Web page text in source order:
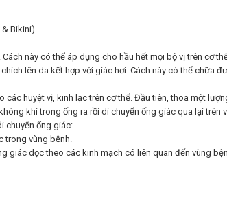
& Bikini)
này có thể áp dụng cho hầu hết mọi bộ vị trên cơ
lên da kết hợp với giác hơi. Cách này có thể chữa
các huyệt vị, kinh lạc trên cơ thể. Đầu tiên, thoa một
khí trong ống ra rồi di chuyển ống giác qua lại trên
chuyển ống giác:
trong vùng bệnh.
giác dọc theo các kinh mạch có liên quan đến vùng